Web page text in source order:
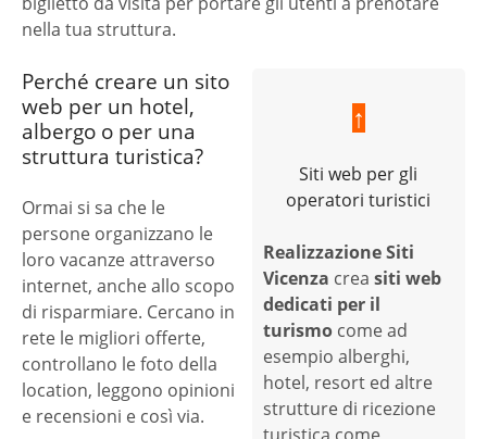
nella tua struttura.
Perché creare un sito
web per un hotel,
albergo o per una
struttura turistica?
Ormai si sa che le
persone organizzano le
loro vacanze attraverso
internet, anche allo scopo
di risparmiare. Cercano in
rete le migliori offerte,
controllano le foto della
location, leggono opinioni
e recensioni e così via.
↑
Siti web per gli
operatori turistici
Realizzazione Siti
Vicenza crea siti web
dedicati per il
turismo come ad
esempio alberghi,
hotel, resort ed altre
strutture di ricezione